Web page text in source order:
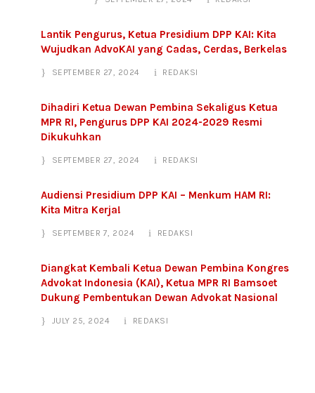
Lantik Pengurus, Ketua Presidium DPP KAI: Kita
Wujudkan AdvoKAI yang Cadas, Cerdas, Berkelas
SEPTEMBER 27, 2024 REDAKSI
Dihadiri Ketua Dewan Pembina Sekaligus Ketua
MPR RI, Pengurus DPP KAI 2024-2029 Resmi
Dikukuhkan
SEPTEMBER 27, 2024 REDAKSI
Audiensi Presidium DPP KAI – Menkum HAM RI:
Kita Mitra Kerja!
SEPTEMBER 7, 2024 REDAKSI
Diangkat Kembali Ketua Dewan Pembina Kongres
Advokat Indonesia (KAI), Ketua MPR RI Bamsoet
Dukung Pembentukan Dewan Advokat Nasional
JULY 25, 2024 REDAKSI